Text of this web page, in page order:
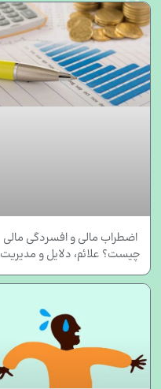
اضطراب مالی و افسردگی مالی
چیست؟ علائم، دلایل و مدیریت